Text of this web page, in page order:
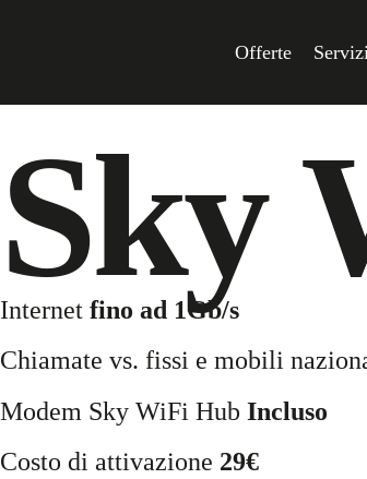
Offerte
Sky
Internet fino ad 1Gb/s
Chiamate vs. fissi e mobili
Modem Sky WiFi Hub Incluso
Costo di attivazione 29€